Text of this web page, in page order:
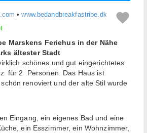
•www.bedandbreakfastribe.dk
Marskens Feriehus in der Nähe
ältester Stadt
schönes und gut eingerichtetes
für 2 Personen. Das Haus ist
renoviert und der alte Stil wurde
Eingang, ein eigenes Bad und eine
ein Esszimmer, ein Wohnzimmer,